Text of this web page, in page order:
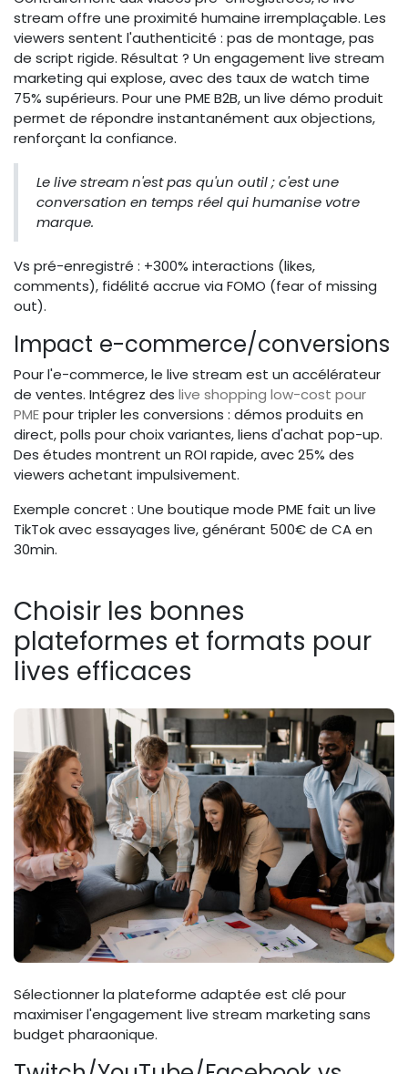
stream offre une proximité humaine irremplaçable. Les
viewers sentent l'authenticité : pas de montage, pas
de script rigide. Résultat ? Un engagement live stream
marketing qui explose, avec des taux de watch time
75% supérieurs. Pour une PME B2B, un live démo produit
permet de répondre instantanément aux objections,
renforçant la confiance.
Le live stream n'est pas qu'un outil ; c'est une
conversation en temps réel qui humanise votre
marque.
Vs pré-enregistré : +300% interactions (likes,
comments), fidélité accrue via FOMO (fear of missing
out).
Impact e-commerce/conversions
Pour l'e-commerce, le live stream est un accélérateur
de ventes. Intégrez des live shopping low-cost pour
PMEpour tripler les conversions : démos produits en
direct, polls pour choix variantes, liens d'achat pop-up.
Des études montrent un ROI rapide, avec 25% des
viewers achetant impulsivement.
Exemple concret : Une boutique mode PME fait un live
TikTok avec essayages live, générant 500€ de CA en
30min.
Choisir les bonnes
plateformes et formats pour
lives efficaces
Sélectionner la plateforme adaptée est clé pour
maximiser l'engagement live stream marketing sans
budget pharaonique.